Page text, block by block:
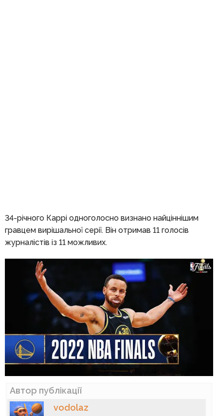
34-річного Каррі одноголосно визнано найціннішим
гравцем вирішальної серії. Він отримав 11 голосів
журналістів із 11 можливих.
Автор публікації
vodolaz